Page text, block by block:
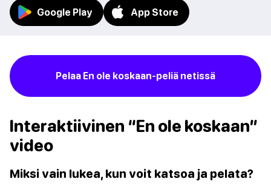
Google Play App Store
Pelaa En ole koskaan-peliä netissä
Interaktiivinen “En ole koskaan”
video
Miksi vain lukea, kun voit katsoa ja pelata?